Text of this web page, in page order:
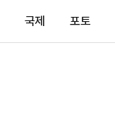
국제 포토